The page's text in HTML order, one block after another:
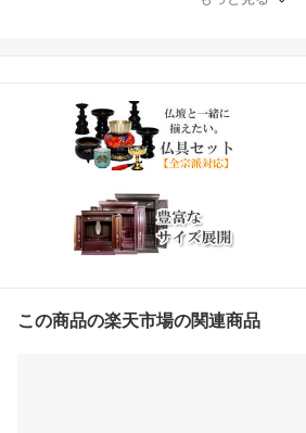
だまり仏壇の位牌の中で
この商品の楽天市場の関連商品